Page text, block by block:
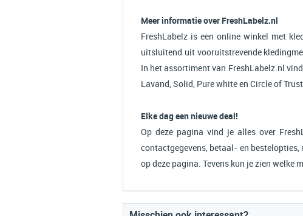
Meer informatie over FreshLabelz.nl
FreshLabelz is een online winkel met
uitsluitend uit vooruitstrevende
In het assortiment van FreshLabelz.nl
Lavand, Solid, Pure white en Circle of
Elke dag een nieuwe deal!
Op deze pagina vind je alles over
contactgegevens, betaal- en
op deze pagina. Tevens kun je zien welke